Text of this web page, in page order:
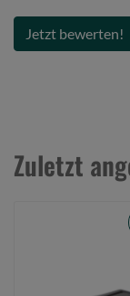
Jetzt bewerten!
Zuletzt